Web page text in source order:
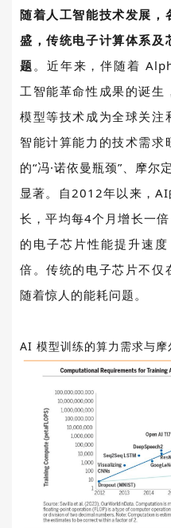
随着人工智能技术发展，
盛，传统电子计算体系及
题。 近年来，伴随着
工智能革命性成果的诞生
模型等技术成为全球关注
智能计算能力的技术需求
的“冯·诺依曼瓶颈”、 摩尔
显著。自2012年以来，AI
长，平均每4个月增长一
的电子芯片性能提升速
倍。传统的电子芯片不仅
随着惊人的能耗问题。
AI 模型训练的算力需求与